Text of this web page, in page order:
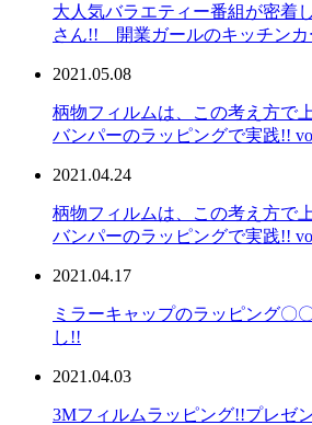
大人気バラエティー番組が密着
さん!! 開業ガールのキッチンカ
2021.05.08
柄物フィルムは、この考え方で
バンパーのラッピングで実践!!
2021.04.24
柄物フィルムは、この考え方で
バンパーのラッピングで実践!!
2021.04.17
ミラーキャップのラッピング〇
し!!
2021.04.03
3Mフィルムラッピング!!プレゼ